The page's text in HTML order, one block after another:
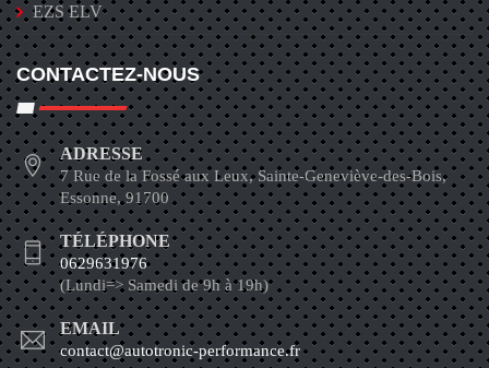
EZS ELV
CONTACTEZ-NOUS
ADRESSE
7 Rue de la Fossé aux Leux, Sainte-Geneviève-des-Bois,
Essonne, 91700
TÉLÉPHONE
0629631976
(Lundi=> Samedi de 9h à 19h)
EMAIL
contact@autotronic-performance.fr